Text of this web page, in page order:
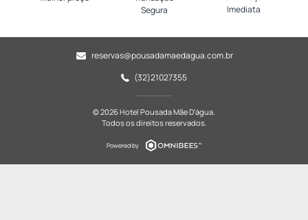
Segura
Imediata
reservas@pousadamaedagua.com.br
(32)21027355
© 2026 Hotel Pousada Mãe D'água.
Todos os direitos reservados.
Powered by